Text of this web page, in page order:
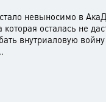
невыносимо в
осталась не
внутриаловую